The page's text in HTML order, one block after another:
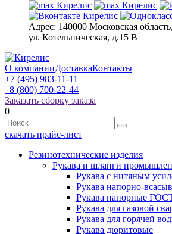
Адрес: 140000 Московская
ул. Котельническая, д.15 В
О компанииДоставкаКонтакты
+7 (495) 983-11-11
8 (800) 700-22-44
Заказать сборку заказа
0
скачать прайс-лист
Резинотехнические изделия
Рукава и шланги
Рукава с нитяным
Рукава напорно-
Рукава напорные
Рукава для газовой
Рукава для горячей
Рукава дюритовые